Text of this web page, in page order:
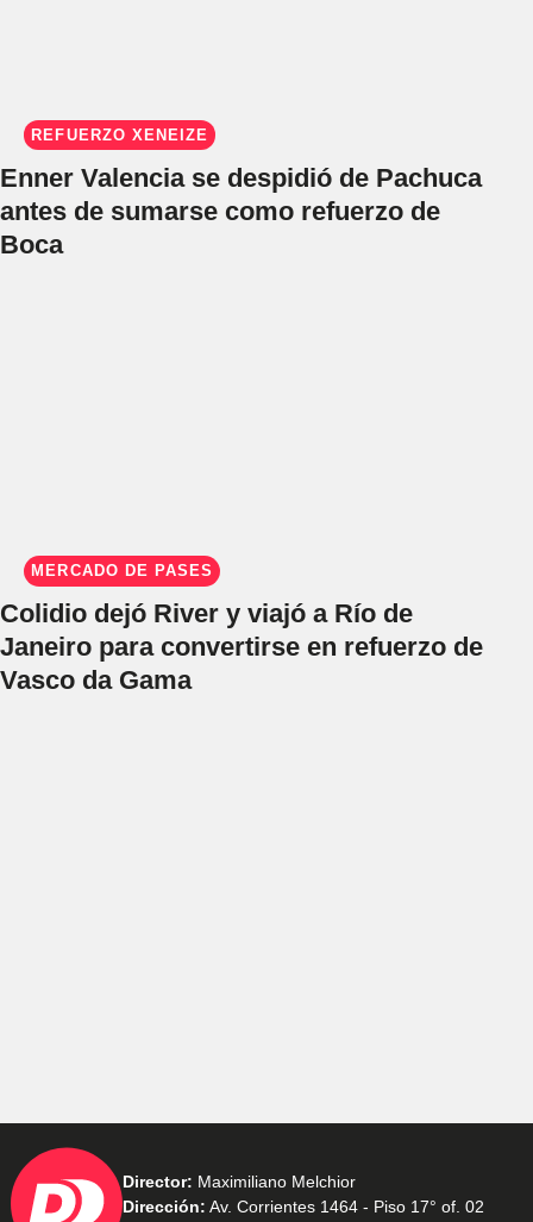
REFUERZO XENEIZE
Enner Valencia se despidió de Pachuca
antes de sumarse como refuerzo de
Boca
MERCADO DE PASES
Colidio dejó River y viajó a Río de
Janeiro para convertirse en refuerzo de
Vasco da Gama
Director: Maximiliano Melchior
Dirección: Av. Corrientes 1464 - Piso 17° of. 02